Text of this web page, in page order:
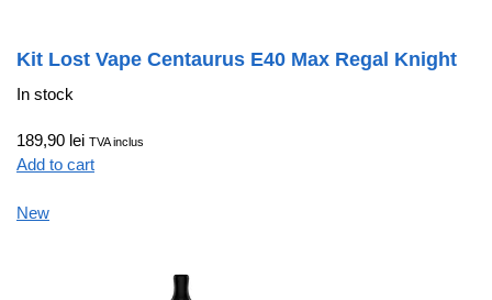
Kit Lost Vape Centaurus E40 Max Regal Knight
In stock
189,90 lei TVA inclus
Add to cart
New